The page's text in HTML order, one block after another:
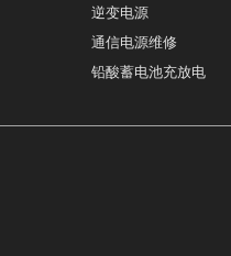
逆变电源
通信电源维修
铅酸蓄电池充放电